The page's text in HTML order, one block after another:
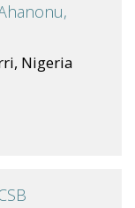
Nigeria